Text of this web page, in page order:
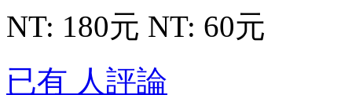
NT: 180元 NT: 60元
已有 人評論